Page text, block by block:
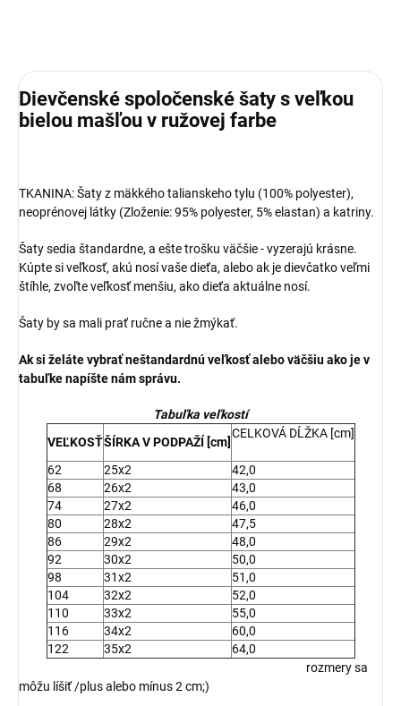
Dievčenské spoločenské šaty s veľkou
bielou mašľou v ružovej farbe
TKANINA:Šaty z mäkkého talianskeho tylu (100% polyester),
neoprénovej látky (Zloženie: 95% polyester, 5% elastan) a katriny.
Šaty sedia štandardne, a ešte trošku väčšie - vyzerajú krásne.
Kúpte si veľkosť, akú nosí vaše dieťa, alebo ak je dievčatko veľmi
štíhle, zvoľte veľkosť menšiu, ako dieťa aktuálne nosí.
Šaty by sa mali prať ručne a nie žmýkať.
Ak si želáte vybrať neštandardnú veľkosť alebo väčšiu ako je v
tabuľke napíšte nám správu.
Tabuľka veľkostí
VEĽKOSŤŠÍRKA V PODPAŽÍ [cm]
CELKOVÁ DĹŽKA [cm]
62 25x2
42,0
68
26x2
43,0
74
27x2
46,0
80
28x2
47,5
86
29x2
48,0
92
30x2
50,0
98
31x2
51,0
104
32x2
52,0
110
33x2
55,0
116
34x2
60,0
122
35x2
64,0
rozmery sa
môžu líšiť /plus alebo mínus 2 cm;)